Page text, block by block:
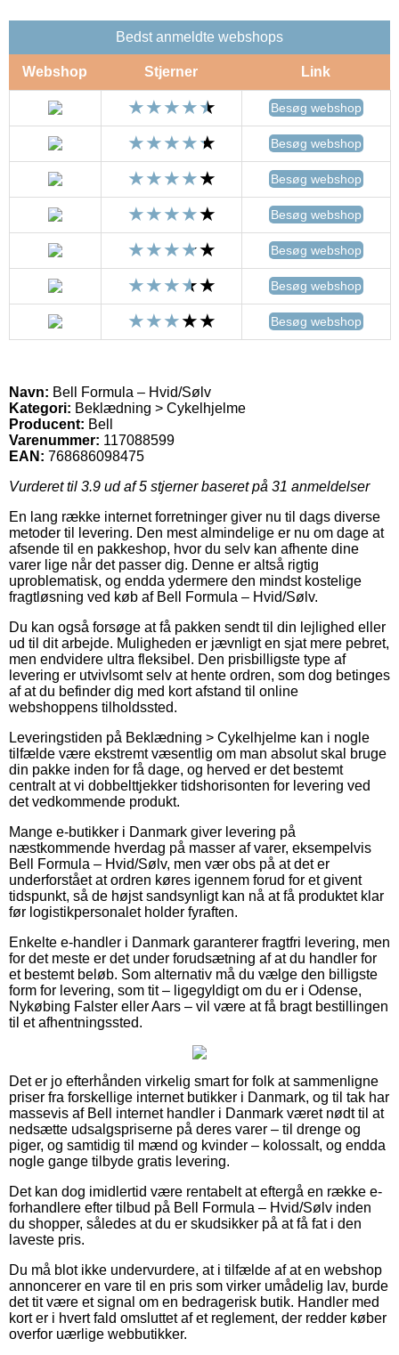
Bedst anmeldte webshops
Webshop Stjerner Link
Besøg webshop
Besøg webshop
Besøg webshop
Besøg webshop
Besøg webshop
Besøg webshop
Besøg webshop
Navn: Bell Formula – Hvid/Sølv
Kategori: Beklædning > Cykelhjelme
Producent: Bell
Varenummer: 117088599
EAN: 768686098475
Vurderet til 3.9 ud af 5 stjerner baseret på 31 anmeldelser
En lang række internet forretninger giver nu til dags diverse
metoder til levering. Den mest almindelige er nu om dage at
afsende til en pakkeshop, hvor du selv kan afhente dine
varer lige når det passer dig. Denne er altså rigtig
uproblematisk, og endda ydermere den mindst kostelige
fragtløsning ved køb af Bell Formula – Hvid/Sølv.
Du kan også forsøge at få pakken sendt til din lejlighed eller
ud til dit arbejde. Muligheden er jævnligt en sjat mere pebret,
men endvidere ultra fleksibel. Den prisbilligste type af
levering er utvivlsomt selv at hente ordren, som dog betinges
af at du befinder dig med kort afstand til online
webshoppens tilholdssted.
Leveringstiden på Beklædning > Cykelhjelme kan i nogle
tilfælde være ekstremt væsentlig om man absolut skal bruge
din pakke inden for få dage, og herved er det bestemt
centralt at vi dobbelttjekker tidshorisonten for levering ved
det vedkommende produkt.
Mange e-butikker i Danmark giver levering på
næstkommende hverdag på masser af varer, eksempelvis
Bell Formula – Hvid/Sølv, men vær obs på at det er
underforstået at ordren køres igennem forud for et givent
tidspunkt, så de højst sandsynligt kan nå at få produktet klar
før logistikpersonalet holder fyraften.
Enkelte e-handler i Danmark garanterer fragtfri levering, men
for det meste er det under forudsætning af at du handler for
et bestemt beløb. Som alternativ må du vælge den billigste
form for levering, som tit – ligegyldigt om du er i Odense,
Nykøbing Falster eller Aars – vil være at få bragt bestillingen
til et afhentningssted.
Det er jo efterhånden virkelig smart for folk at sammenligne
priser fra forskellige internet butikker i Danmark, og til tak har
massevis af Bell internet handler i Danmark været nødt til at
nedsætte udsalgspriserne på deres varer – til drenge og
piger, og samtidig til mænd og kvinder – kolossalt, og endda
nogle gange tilbyde gratis levering.
Det kan dog imidlertid være rentabelt at eftergå en række e-
forhandlere efter tilbud på Bell Formula – Hvid/Sølv inden
du shopper, således at du er skudsikker på at få fat i den
laveste pris.
Du må blot ikke undervurdere, at i tilfælde af at en webshop
annoncerer en vare til en pris som virker umådelig lav, burde
det tit være et signal om en bedragerisk butik. Handler med
kort er i hvert fald omsluttet af et reglement, der redder køber
overfor uærlige webbutikker.